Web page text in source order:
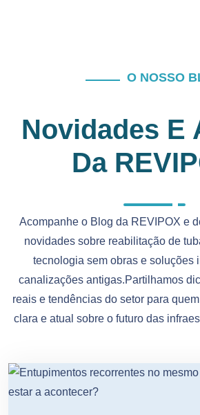
O NOSSO
Novidades E
Da
Acompanhe o Blog da REVIPOX e
novidades sobre reabilitação de
tecnologia sem obras e soluções
canalizações antigas.Partilhamos
reais e tendências do setor para
clara e atual sobre o futuro das